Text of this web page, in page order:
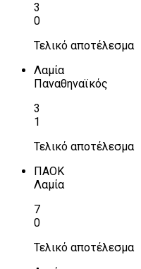
3
0
Τελικό αποτέλεσμα
Λαμία
Παναθηναϊκός
3
1
Τελικό αποτέλεσμα
ΠΑΟΚ
Λαμία
7
0
Τελικό αποτέλεσμα